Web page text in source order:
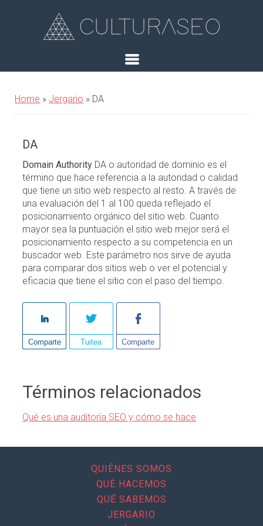
Home » Jergario » DA
DA
Domain Authority DA o autoridad de dominio es el
término que hace referencia a la autoridad o calidad
que tiene un sitio web respecto al resto. A través de
una evaluación del 1 al 100 queda reflejado el
posicionamiento orgánico del sitio web. Cuanto
mayor sea la puntuación el sitio web mejor será el
posicionamiento respecto a su competencia en un
buscador web. Este parámetro nos sirve de ayuda
para comparar dos sitios web o ver el potencial y
eficacia que tiene el sitio con el paso del tiempo.
Comparte Tuitea Comparte
Términos relacionados
Qué es una auditoría SEO y cómo se hace
QUIÉNES SOMOS
QUÉ HACEMOS
QUÉ SABEMOS
JERGARIO